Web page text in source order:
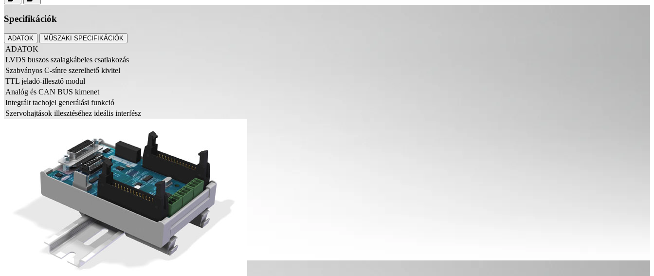
Specifikációk
ADATOK MŰSZAKI SPECIFIKÁCIÓK
ADATOK
LVDS buszos szalagkábeles csatlakozás
Szabványos C-sínre szerelhető kivitel
TTL jeladó-illesztő modul
Analóg és CAN BUS kimenet
Integrált tachojel generálási funkció
Szervohajtások illesztéséhez ideális interfész